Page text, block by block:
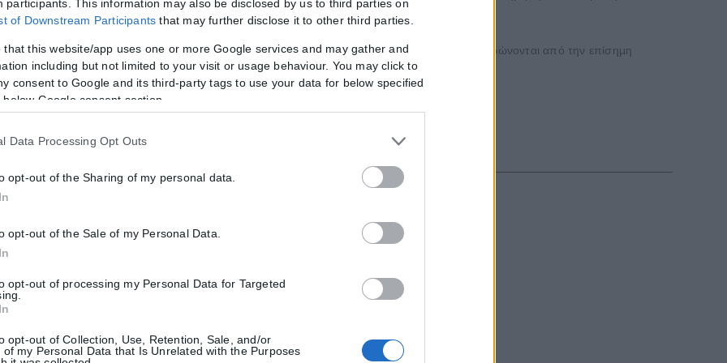
participants. This information may also be disclosed by us to third parties on
of Downstream Participants that may further disclose it to other third parties.
that this website/app uses one or more Google services and may gather and
including but not limited to your visit or usage behaviour. You may click to
consent to Google and its third-party tags to use your data for below specified
Google consent section.
Data Processing Opt Outs
opt-out of the Sharing of my personal data.
opt-out of the Sale of my Personal Data.
opt-out of processing my Personal Data for Targeted
opt-out of Collection, Use, Retention, Sale, and/or
of my Personal Data that Is Unrelated with the Purposes
τη διαδικασία έκδοσης προσωποποιημένων καρτών, οι ενδιαφερόμενοι μπορούν να ενημερώνονται από την επίσημη
στη βόρεια Ελλάδα
το Σαββατοκύριακο. Από την Κυριακή, οι ισχυροί βόρειοι – βορειοανατολικοί...